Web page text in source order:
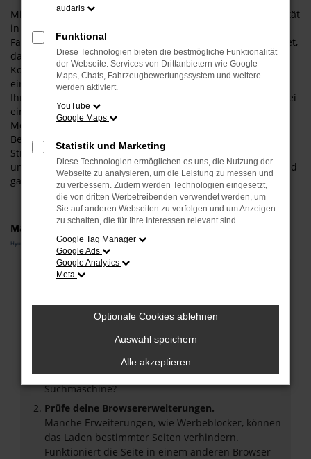
Mit einem Hyundai i20 Neuwagen gehen Sie für Ihre Mobilität
in Dingolfing auf Nummer sicher und steigen in exakt das
Fahrzeug, das Ihnen zusagt. Was das bedeutet? Ganz konkret,
dass wir Sie umfangreich beraten und zudem einen
Konfigurator anbieten. Entsprechend wählen Sie wie aus
einer „Speisekarte“ all die Extras und Ausstattung, die zu
Ihnen und zu Dingolfing passt. Darüber hinaus haben Sie bei
einem Hyundai i20 Neuwagen auch die Möglichkeit, die
Motorisierung und die Lackfarbe individuell festzulegen.
Bevor Sie in Ihr persönliches Modell steigen und auf den
Straßen von Dingolfing durchstarten, beraten wir Sie
umfangreich und stellen sicher, dass Ihre Wahl auch voll und
ganz zu Ihrem Fahrprofil passt.
Marken
Hyundai
Fehler: Network Error
Beim Laden ist ein Fehler aufgetreten.
Hier sind ein paar Tipps, die dir helfen können:
Überprüfe deine Firewall und deine
Internetverbindung.
Laden andere Webseiten, zum Beispiel deine
Suchmaschine?
Prüfe deine Browsererweiterungen.
Manche Erweiterungen, wie Werbeblocker, können
das Laden bestimmter Seiten verhindern.
Funktioniert die Seite in einem anderen Browser
audaris
Funktional
Diese Technologien bieten die bestmögliche Funktionalität
der Webseite. Services von Drittanbietern wie Google
Maps, Chats, Fahrzeugbewertungssystem und weitere
werden aktiviert.
YouTube
Google Maps
Statistik und Marketing
Diese Technologien ermöglichen es uns, die Nutzung der
Webseite zu analysieren, um die Leistung zu messen und
zu verbessern. Zudem werden Technologien eingesetzt,
die von dritten Werbetreibenden verwendet werden, um
Sie auf anderen Webseiten zu verfolgen und um Anzeigen
zu schalten, die für Ihre Interessen relevant sind.
Google Tag Manager
Google Ads
Google Analytics
Meta
Optionale Cookies ablehnen
Auswahl speichern
Alle akzeptieren